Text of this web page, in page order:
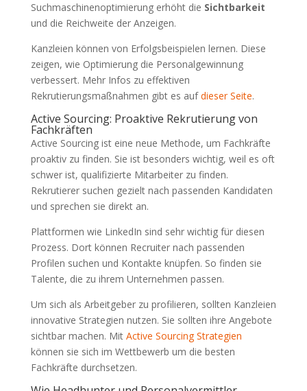
Suchmaschinenoptimierung erhöht die Sichtbarkeit
und die Reichweite der Anzeigen.
Kanzleien können von Erfolgsbeispielen lernen. Diese
zeigen, wie Optimierung die Personalgewinnung
verbessert. Mehr Infos zu effektiven
Rekrutierungsmaßnahmen gibt es aufdieser Seite.
Active Sourcing: Proaktive Rekrutierung von
Fachkräften
Active Sourcing ist eine neue Methode, um Fachkräfte
proaktiv zu finden. Sie ist besonders wichtig, weil es oft
schwer ist, qualifizierte Mitarbeiter zu finden.
Rekrutierer suchen gezielt nach passenden Kandidaten
und sprechen sie direkt an.
Plattformen wie LinkedIn sind sehr wichtig für diesen
Prozess. Dort können Recruiter nach passenden
Profilen suchen und Kontakte knüpfen. So finden sie
Talente, die zu ihrem Unternehmen passen.
Um sich als Arbeitgeber zu profilieren, sollten Kanzleien
innovative Strategien nutzen. Sie sollten ihre Angebote
sichtbar machen. Mit Active Sourcing Strategien
können sie sich im Wettbewerb um die besten
Fachkräfte durchsetzen.